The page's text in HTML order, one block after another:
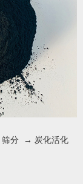
分 → 炭化活化